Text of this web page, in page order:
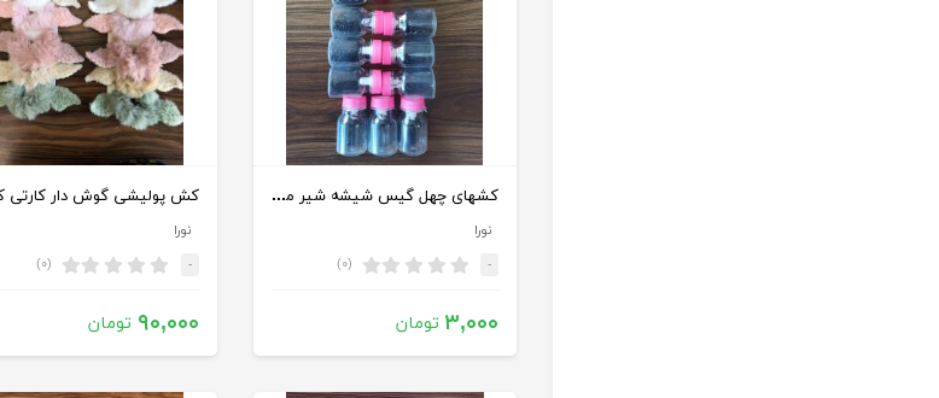
کشهای چهل گیس شیشه شیر مشکی
نورا
- (۰)
۳,۰۰۰ تومان
نورا
- (۰)
۹۰,۰۰۰ تومان